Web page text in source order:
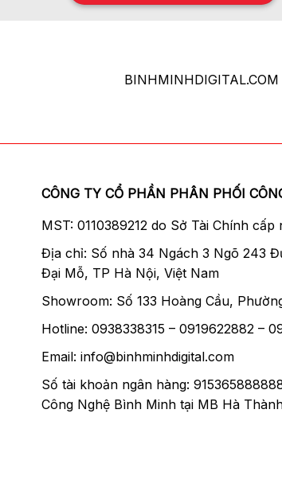
CÔNG TY CỔ PHẦN PHÂN PHỐI
MST: 0110389212 do Sở Tài Chính cấp
Địa chỉ: Số nhà 34 Ngách 3 Ngõ 243
Đại Mỗ, TP Hà Nội, Việt Nam
Showroom: Số 133 Hoàng Cầu,
Hotline: 0938338315 – 0919622882 –
Email: info@binhminhdigital.com
Số tài khoản ngân hàng:
Công Nghệ Bình Minh tại MB Hà